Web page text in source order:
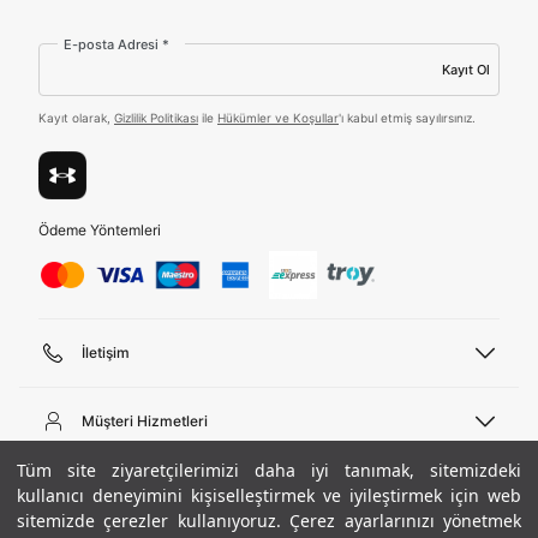
Tüm site ziyaretçilerimizi daha iyi tanımak, sitemizdeki
kullanıcı deneyimini kişiselleştirmek ve iyileştirmek için web
sitemizde çerezler kullanıyoruz. Çerez ayarlarınızı yönetmek
E-posta Adresi *
Kayıt Ol
Kayıt olarak, Gizlilik Politikası ile Hükümler ve Koşullar'ı kabul etmiş sayılırsınız.
Ödeme Yöntemleri
İletişim
444 02 00
Pazartesi - Cuma 09:00 - 18:00
E-posta
bilgi@underarmour.com
Müşteri Hizmetleri
Sipariş Sorgulama
Bize Ulaşın
Teslimat Bilgileri
Hakkımızda
Ticari Bilgiler